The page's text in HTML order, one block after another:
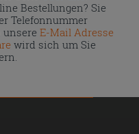
Bestellungen? Sie
Telefonnummer
unsereE-Mail Adresse
wird sich um Sie